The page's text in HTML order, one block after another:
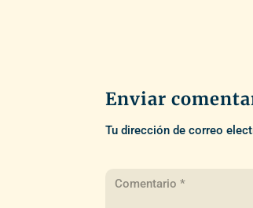
Enviar
Tu dirección de correo